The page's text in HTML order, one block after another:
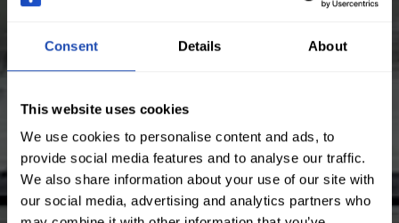
Consent Details About
This website uses cookies
We use cookies to personalise content and ads, to
provide social media features and to analyse our traffic.
We also share information about your use of our site with
our social media, advertising and analytics partners who